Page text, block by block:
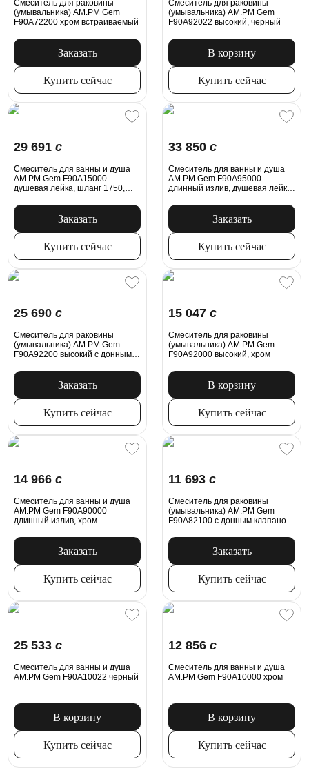
Смеситель для раковины
(умывальника) AM.PM Gem
F90A72200 хром встраиваемый
Заказать
Купить сейчас
Смеситель для раковины
(умывальника) AM.PM Gem
F90A92022 высокий, черный
В корзину
Купить сейчас
29 691 c
Смеситель для ванны и душа
AM.PM Gem F90A15000
душевая лейка, шланг 1750,
Заказать
Купить сейчас
33 850 c
Смеситель для ванны и душа
AM.PM Gem F90A95000
длинный излив, душевая лейка,
Заказать
Купить сейчас
25 690 c
Смеситель для раковины
(умывальника) AM.PM Gem
F90A92200 высокий с донным
Заказать
Купить сейчас
15 047 c
Смеситель для раковины
(умывальника) AM.PM Gem
F90A92000 высокий, хром
В корзину
Купить сейчас
14 966 c
Смеситель для ванны и душа
AM.PM Gem F90A90000
длинный излив, хром
Заказать
Купить сейчас
11 693 c
Смеситель для раковины
(умывальника) AM.PM Gem
F90A82100 с донным клапаном,
Заказать
Купить сейчас
25 533 c
Смеситель для ванны и душа
AM.PM Gem F90A10022 черный
В корзину
Купить сейчас
12 856 c
Смеситель для ванны и душа
AM.PM Gem F90A10000 хром
В корзину
Купить сейчас